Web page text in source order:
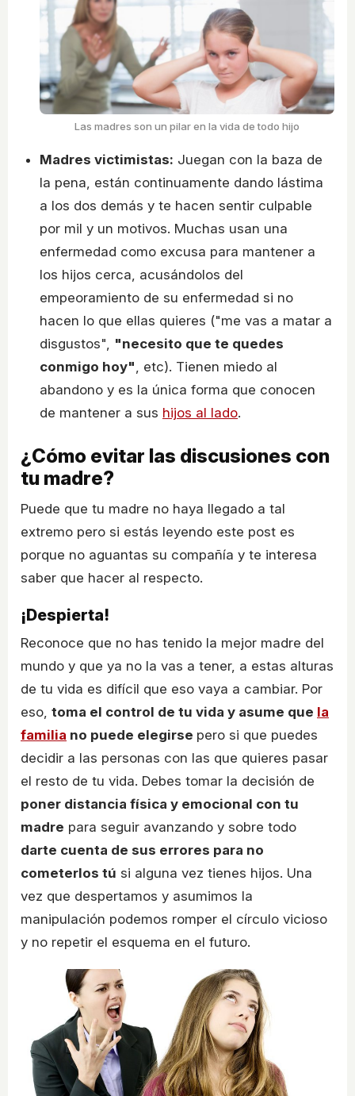
Las madres son un pilar en la vida de todo hijo
Madres victimistas: Juegan con la baza de
la pena, están continuamente dando lástima
a los dos demás y te hacen sentir culpable
por mil y un motivos. Muchas usan una
enfermedad como excusa para mantener a
los hijos cerca, acusándolos del
empeoramiento de su enfermedad si no
hacen lo que ellas quieres ("me vas a matar a
disgustos", "necesito que te quedes
conmigo hoy" , etc). Tienen miedo al
abandono y es la única forma que conocen
de mantener a sus hijos al lado.
¿Cómo evitar las discusiones con
tu madre?
Puede que tu madre no haya llegado a tal
extremo pero si estás leyendo este post es
porque no aguantas su compañía y te interesa
saber que hacer al respecto.
¡Despierta!
Reconoce que no has tenido la mejor madre del
mundo y que ya no la vas a tener, a estas alturas
de tu vida es difícil que eso vaya a cambiar. Por
eso, toma el control de tu vida y asume que la
familia no puede elegirse pero si que puedes
decidir a las personas con las que quieres pasar
el resto de tu vida. Debes tomar la decisión de
poner distancia física y emocional con tu
madre para seguir avanzando y sobre todo
darte cuenta de sus errores para no
cometerlos tú si alguna vez tienes hijos. Una
vez que despertamos y asumimos la
manipulación podemos romper el círculo vicioso
y no repetir el esquema en el futuro.